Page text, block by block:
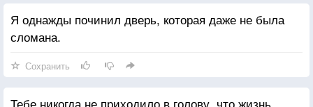
Я однажды починил дверь, которая даже не была
сломана.
Сохранить
Тебе никогда не приходило в голову, что жизнь